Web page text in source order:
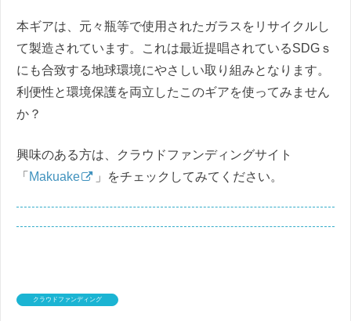
本ギアは、元々瓶等で使用されたガラスをリサイクルし
て製造されています。これは最近提唱されているSDGｓ
にも合致する地球環境にやさしい取り組みとなります。
利便性と環境保護を両立したこのギアを使ってみません
か？
興味のある方は、クラウドファンディングサイト
「 Makuake 」をチェックしてみてください。
クラウドファンディング